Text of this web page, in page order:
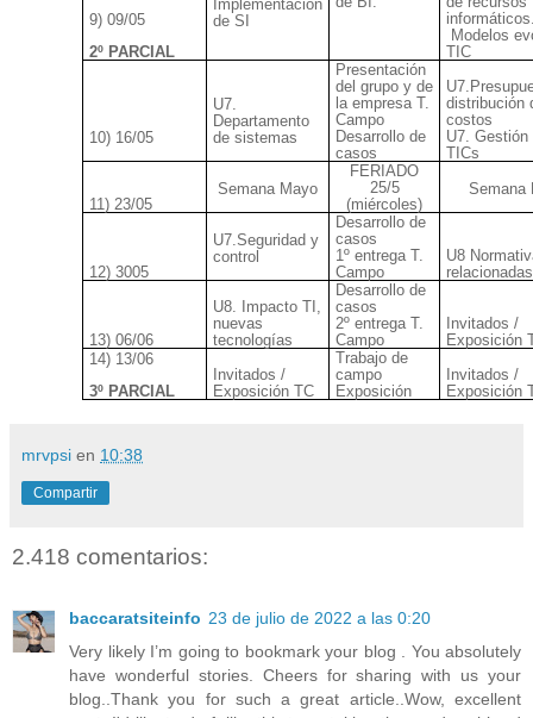
9) 09/05
2º PARCIAL
Implementación
de SI
Modelos
TIC
10) 16/05
U7.
Departamento
de sistemas
Presentación
del grupo y de
la empresa T.
Campo
Desarrollo de
casos
distribución
costos
U7. Gestión
TICs
11) 23/05
Semana Mayo
FERIADO
25/5
(miércoles)
Semana
12) 3005
U7.Seguridad y
control
Desarrollo de
casos
1º entrega T.
Campo
U8
13) 06/06
U8. Impacto TI,
nuevas
tecnologías
Desarrollo de
casos
2º entrega T.
Campo
Invitados /
Exposición
14) 13/06
3º PARCIAL
Invitados /
Exposición TC
Trabajo de
campo
Exposición
Invitados /
Exposición
mrvpsi en 10:38
Compartir
2.418 comentarios:
baccaratsiteinfo 23 de julio de 2022 a las 0:20
Very likely I’m going to bookmark your blog . You absolutely
have wonderful stories. Cheers for sharing with us your
blog..Thank you for such a great article..Wow, excellent